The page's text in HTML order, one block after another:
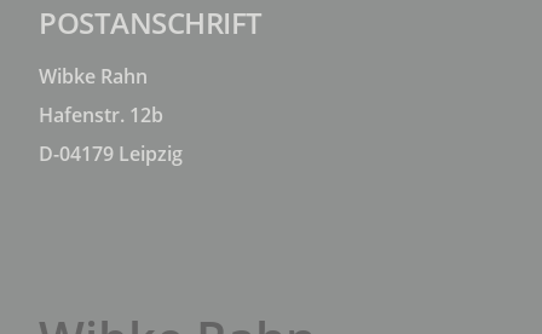
POSTANSCHRIFT
Wibke Rahn
Hafenstr. 12b
D-04179 Leipzig